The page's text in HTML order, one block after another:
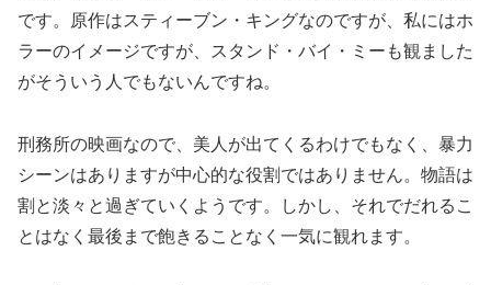
です。原作はスティーブン・キングなのですが、私にはホ
ラーのイメージですが、スタンド・バイ・ミーも観ました
がそういう人でもないんですね。
刑務所の映画なので、美人が出てくるわけでもなく、暴力
シーンはありますが中心的な役割ではありません。物語は
割と淡々と過ぎていくようです。しかし、それでだれるこ
とはなく最後まで飽きることなく一気に観れます。